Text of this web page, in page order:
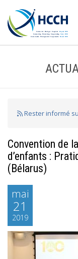
Rester informé
Convention de
d’enfants :
(Bélarus)
mai
21
2019